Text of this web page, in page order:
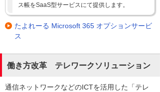
ス帳をSaaS型サービスにて提供します。
たよれーる Microsoft 365 オプションサービ
ス
働き方改革 テレワークソリューション
通信ネットワークなどのICTを活用した「テレ